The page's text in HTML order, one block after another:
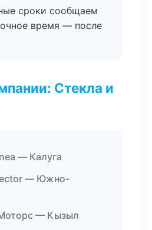
сроки сообщаем
время — после
Стекла и
— Калуга
— Южно-
— Кызыл